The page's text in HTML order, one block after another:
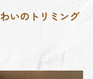
いのトリミング